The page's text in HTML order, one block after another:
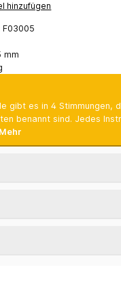
hinzufügen
F03005
mm
gibt es in 4 Stimmungen,
benannt sind. Jedes
Mehr